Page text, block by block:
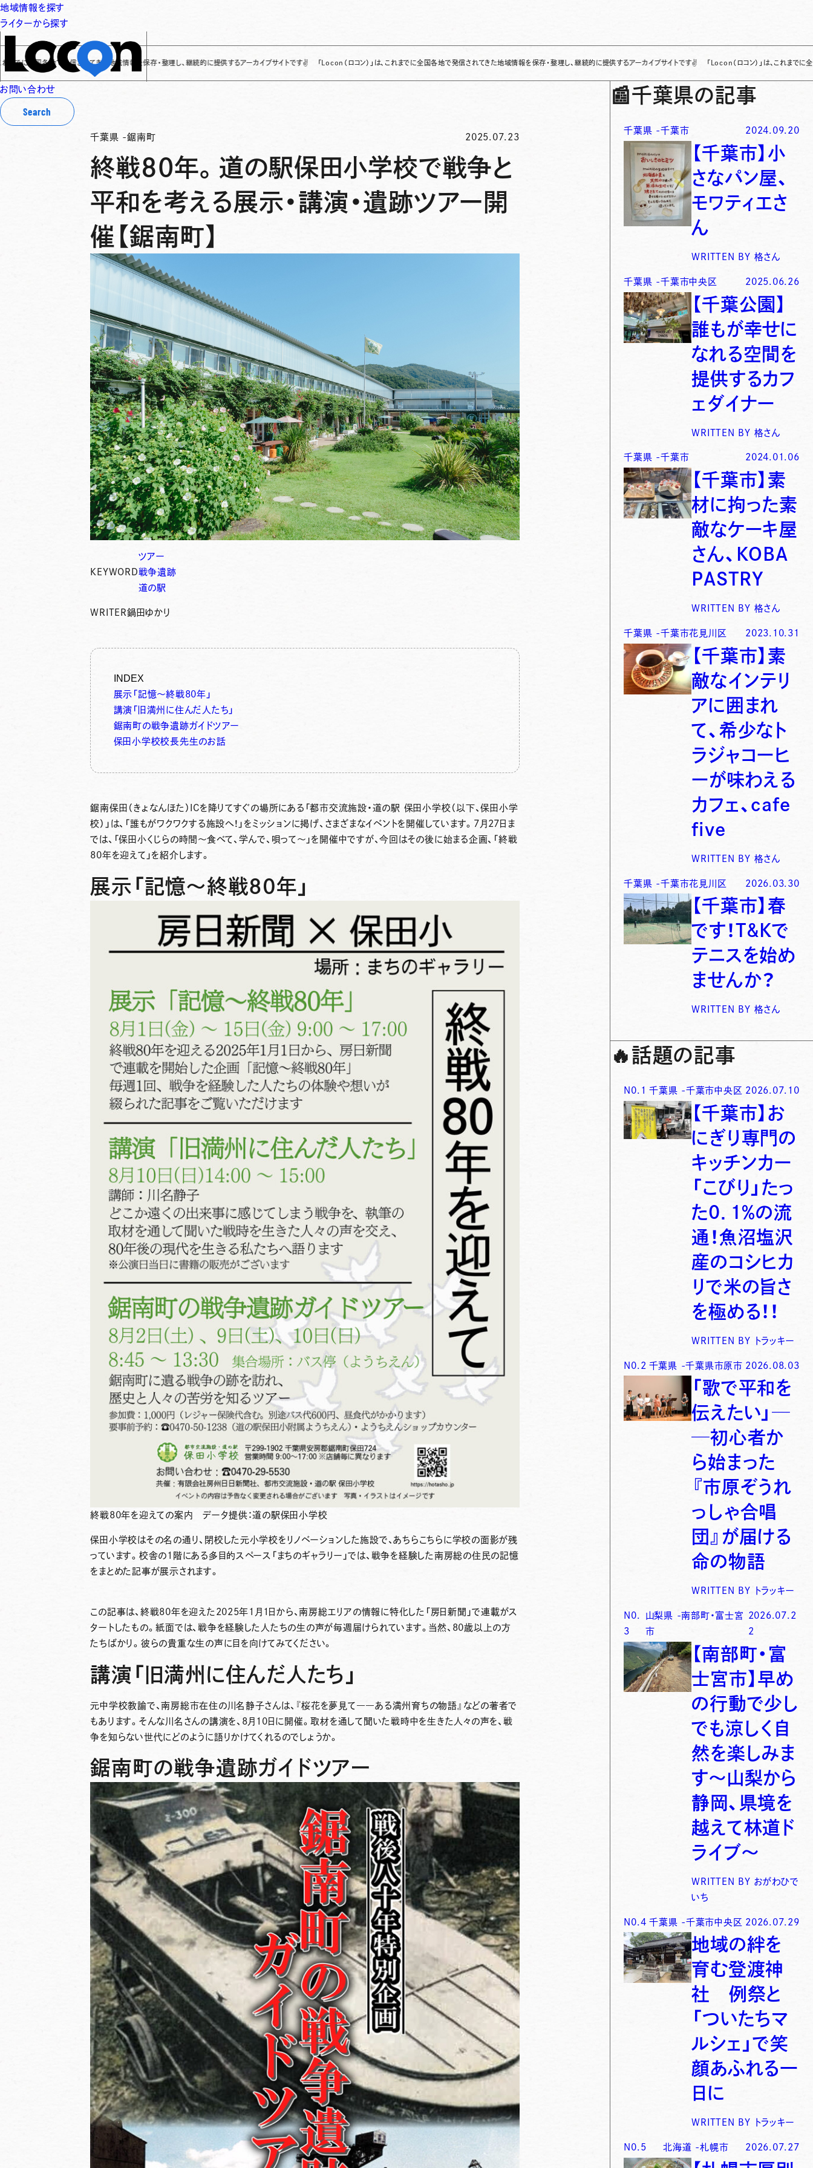
地域情報を探す
ライターから探す
お問い合わせ
Search
各地で発信されてきた地域情報を保存・整理し、継続的に提供するアーカイブサイトです✌ 「Locon（ロコン）」は、これまでに全国各地で発信されてきた地域情報を保存・整理し、継続的に提供するアーカイブサイトです✌ 「Locon（ロコン）」は、これまでに全国各地で
千葉県 -鋸南町 2025.07.23
終戦80年。道の駅保田小学校で戦争と
平和を考える展示・講演・遺跡ツアー開
催【鋸南町】
KEYWORD
ツアー
戦争遺跡
道の駅
WRITER鍋田ゆかり
INDEX
展示「記憶～終戦80年」
講演「旧満州に住んだ人たち」
鋸南町の戦争遺跡ガイドツアー
保田小学校校長先生のお話
鋸南保田（きょなんほた）ICを降りてすぐの場所にある「都市交流施設・道の駅 保田小学校（以下、保田小学
校）」は、「誰もがワクワクする施設へ！」をミッションに掲げ、さまざまなイベントを開催しています。7月27日ま
では、「保田小くじらの時間～食べて、学んで、唄って～」を開催中ですが、今回はその後に始まる企画、「終戦
80年を迎えて」を紹介します。
展示「記憶～終戦80年」
終戦80年を迎えての案内 データ提供：道の駅保田小学校
保田小学校はその名の通り、閉校した元小学校をリノベーションした施設で、あちらこちらに学校の面影が残
っています。校舎の1階にある多目的スペース「まちのギャラリー」では、戦争を経験した南房総の住民の記憶
をまとめた記事が展示されます。
この記事は、終戦80年を迎えた2025年1月1日から、南房総エリアの情報に特化した「房日新聞」で連載がス
タートしたもの。紙面では、戦争を経験した人たちの生の声が毎週届けられています。当然、80歳以上の方
たちばかり。彼らの貴重な生の声に目を向けてみてください。
講演「旧満州に住んだ人たち」
元中学校教諭で、南房総市在住の川名静子さんは、『桜花を夢見て――ある満州育ちの物語』などの著者で
もあります。そんな川名さんの講演を、8月10日に開催。取材を通して聞いた戦時中を生きた人々の声を、戦
争を知らない世代にどのように語りかけてくれるのでしょうか。
鋸南町の戦争遺跡ガイドツアー
📰千葉県の記事
千葉県 -千葉市 2024.09.20
【千葉市】小
さなパン屋、
モワティエさ
ん
WRITTEN BY 格さん
千葉県 -千葉市中央区 2025.06.26
【千葉公園】
誰もが幸せに
なれる空間を
提供するカフ
ェダイナー
WRITTEN BY 格さん
千葉県 -千葉市 2024.01.06
【千葉市】素
材に拘った素
敵なケーキ屋
さん、KOBA
PASTRY
WRITTEN BY 格さん
千葉県 -千葉市花見川区 2023.10.31
【千葉市】素
敵なインテリ
アに囲まれ
て、希少なト
ラジャコーヒ
ーが味わえる
カフェ、cafe
five
WRITTEN BY 格さん
千葉県 -千葉市花見川区 2026.03.30
【千葉市】春
です！T&Kで
テニスを始め
ませんか？
WRITTEN BY 格さん
🔥 話題の記事
N0. 1 千葉県 -千葉市中央区 2026.07.10
【千葉市】お
にぎり専門の
キッチンカー
「こびり」たっ
た0．1％の流
通！魚沼塩沢
産のコシヒカ
リで米の旨さ
を極める！！
WRITTEN BY トラッキー
N0. 2 千葉県 -千葉県市原市 2026.08.03
「歌で平和を
伝えたい」─
─初心者か
ら始まった
『市原ぞうれ
っしゃ合唱
団』が届ける
命の物語
WRITTEN BY トラッキー
N0.
3
山梨県 -南部町・富士宮
市
2026.07.2
2
【南部町・富
士宮市】早め
の行動で少し
でも涼しく自
然を楽しみま
す〜山梨から
静岡、県境を
越えて林道ド
ライブ〜
WRITTEN BY おがわひで
いち
N0. 4 千葉県 -千葉市中央区 2026.07.29
地域の絆を
育む登渡神
社 例祭と
「ついたちマ
ルシェ」で笑
顔あふれる一
日に
WRITTEN BY トラッキー
N0. 5 北海道 -札幌市 2026.07.27